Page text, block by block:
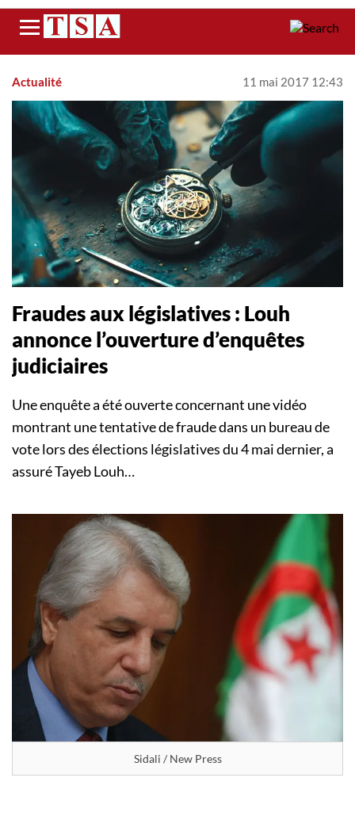
Menu
Actualité 11 mai 2017 12:43
Fraudes aux législatives : Louh
annonce l’ouverture d’enquêtes
judiciaires
Une enquête a été ouverte concernant une vidéo
montrant une tentative de fraude dans un bureau de
vote lors des élections législatives du 4 mai dernier, a
assuré Tayeb Louh…
Sidali / New Press